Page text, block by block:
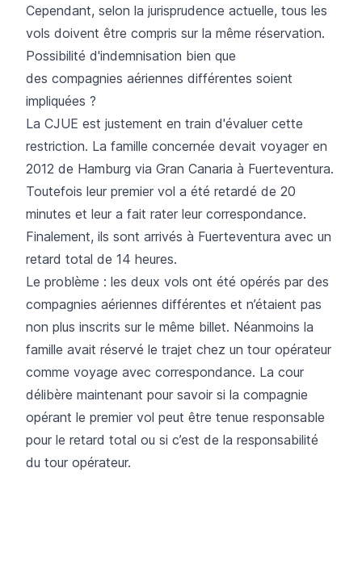
Cependant, selon la jurisprudence actuelle, tous les
vols doivent être compris sur la même réservation.
Possibilité d'indemnisation bien que
des compagnies aériennes différentes soient
impliquées ?
La CJUE est justement en train d'évaluer cette
restriction. La famille concernée devait voyager en
2012 de Hamburg via Gran Canaria à Fuerteventura.
Toutefois leur premier vol a été retardé de 20
minutes et leur a fait rater leur correspondance.
Finalement, ils sont arrivés à Fuerteventura avec un
retard total de 14 heures.
Le problème : les deux vols ont été opérés par des
compagnies aériennes différentes et n’étaient pas
non plus inscrits sur le même billet. Néanmoins la
famille avait réservé le trajet chez un tour opérateur
comme voyage avec correspondance. La cour
délibère maintenant pour savoir si la compagnie
opérant le premier vol peut être tenue responsable
pour le retard total ou si c’est de la responsabilité
du tour opérateur.